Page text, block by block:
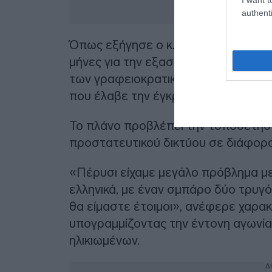
Όπως εξήγησε ο κ. Σπανός, οι
μήνες για την εξασφάλιση των
των γραφειοκρατικών διαδικασιών,
που έλαβε την έγκριση από το
Το πλάνο προβλέπει την
προστατευτικού δικτύου σε
«Πέρυσι είχαμε μεγάλο πρόβλημα
ελληνικά, με έναν σμπάρο δύο
θα είμαστε έτοιμοι», ανέφερε
υπογραμμίζοντας την έντονη
ηλικιωμένων.